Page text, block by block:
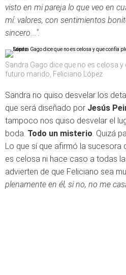
visto en mi pareja lo que veo en
mí: valores, con sentimientos
sincero...".
Sandra Gago dice que no es celosa
futuro marido, Feliciano López
Sandra no quiso desvelar los
que será diseñado por Jesús
tampoco nos quiso desvelar el
boda. Todo un misterio. Quizá
Lo que sí que afirmó la sucesora
es celosa ni hace caso a todas
advierten de que Feliciano sea
plenamente en él, si no, no me